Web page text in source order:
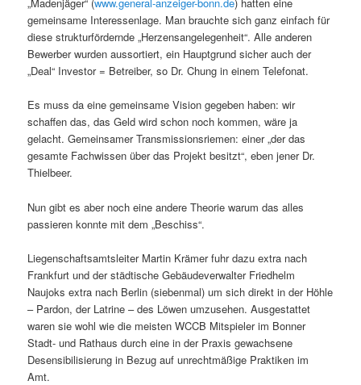
„Madenjäger“ (www.general-anzeiger-bonn.de) hatten eine
gemeinsame Interessenlage. Man brauchte sich ganz einfach für
diese strukturfördernde „Herzensangelegenheit“. Alle anderen
Bewerber wurden aussortiert, ein Hauptgrund sicher auch der
„Deal“ Investor = Betreiber, so Dr. Chung in einem Telefonat.
Es muss da eine gemeinsame Vision gegeben haben: wir
schaffen das, das Geld wird schon noch kommen, wäre ja
gelacht. Gemeinsamer Transmissionsriemen: einer „der das
gesamte Fachwissen über das Projekt besitzt“, eben jener Dr.
Thielbeer.
Nun gibt es aber noch eine andere Theorie warum das alles
passieren konnte mit dem „Beschiss“.
Liegenschaftsamtsleiter Martin Krämer fuhr dazu extra nach
Frankfurt und der städtische Gebäudeverwalter Friedhelm
Naujoks extra nach Berlin (siebenmal) um sich direkt in der Höhle
– Pardon, der Latrine – des Löwen umzusehen. Ausgestattet
waren sie wohl wie die meisten WCCB Mitspieler im Bonner
Stadt- und Rathaus durch eine in der Praxis gewachsene
Desensibilisierung in Bezug auf unrechtmäßige Praktiken im
Amt.